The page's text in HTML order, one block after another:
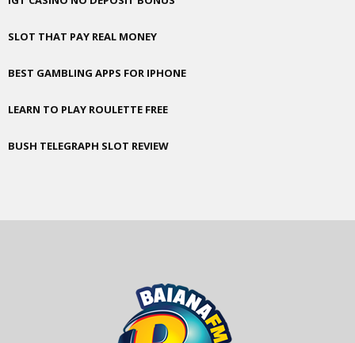
SLOT THAT PAY REAL MONEY
BEST GAMBLING APPS FOR IPHONE
LEARN TO PLAY ROULETTE FREE
BUSH TELEGRAPH SLOT REVIEW